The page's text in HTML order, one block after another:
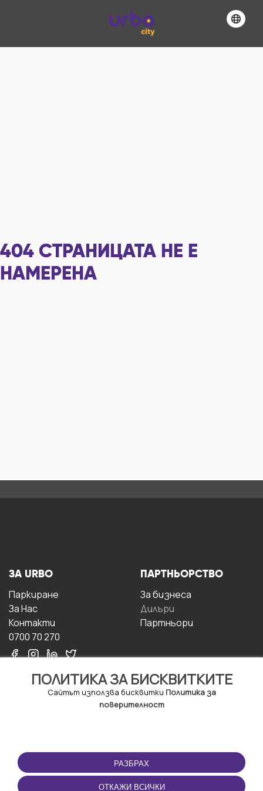
404 СТРАНИЦАТА НЕ Е
НАМЕРЕНА
ПОЛИТИКА ЗА БИСКВИТКИТЕ
Сайтът използва бисквитки Политика за
поверителност
РАЗБРАХ
ОТКАЖИ ВСИЧКИ
ЗА URBO
Паркиране
За Hас
Контакти
0700 70 270
ПАРТНЬОРСТВО
За бизнесa
Дилъри
Партньори
ПОЛЗВАНЕ
Правила и условия за
ползване
ПРИЛОЖЕНИЕТО